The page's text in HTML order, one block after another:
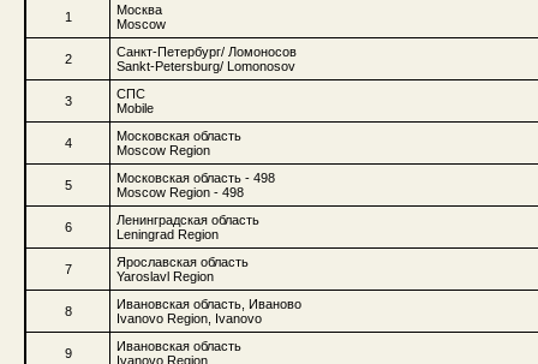
1
Москва
Moscow
2
Санкт-Петербург/ Ломоносов
Sankt-Petersburg/ Lomonosov
3
СПС
Mobile
4
Московская область
Moscow Region
5
Московская область - 498
Moscow Region - 498
6
Ленинградская область
Leningrad Region
7
Ярославская область
Yaroslavl Region
8
Ивановская область, Иваново
Ivanovo Region, Ivanovo
9
Ивановская область
Ivanovo Region